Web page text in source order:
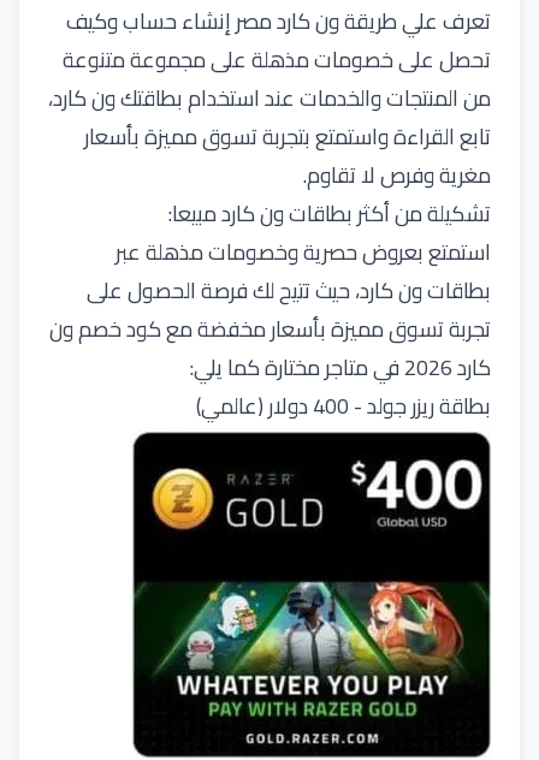
تعرف علي طريقة ون كارد مصر إنشاء حساب وكيف
تحصل على خصومات مذهلة على مجموعة متنوعة
من المنتجات والخدمات عند استخدام بطاقتك ون كارد،
تابع القراءة واستمتع بتجربة تسوق مميزة بأسعار
مغرية وفرص لا تقاوم.
تشكيلة من أكثر بطاقات ون كارد مبيعا:
استمتع بعروض حصرية وخصومات مذهلة عبر
بطاقات ون كارد، حيث تتيح لك فرصة الحصول على
تجربة تسوق مميزة بأسعار مخفضة مع كود خصم ون
كارد 2026 في متاجر مختارة كما يلي:
بطاقة ريزر جولد - 400 دولار (عالمي)